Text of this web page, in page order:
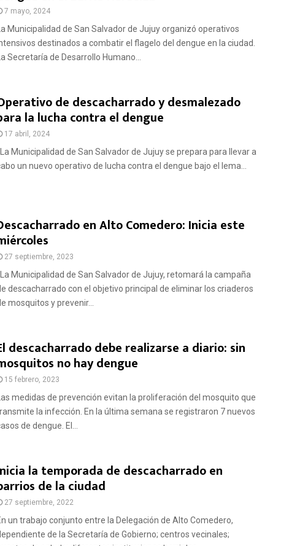
7 mayo, 2024
Municipalidad de San Salvador de Jujuy organizó operativos
destinados a combatir el flagelo del dengue en la ciudad.
Secretaría de Desarrollo Humano...
de descacharrado y desmalezado
la lucha contra el dengue
17 abril, 2024
Municipalidad de San Salvador de Jujuy se prepara para llevar a
un nuevo operativo de lucha contra el dengue bajo el lema...
en Alto Comedero: Inicia este
27 septiembre, 2023
Municipalidad de San Salvador de Jujuy, retomará la campaña
descacharrado con el objetivo principal de eliminar los criaderos
mosquitos y prevenir...
descacharrado debe realizarse a diario: sin
no hay dengue
15 febrero, 2023
medidas de prevención evitan la proliferación del mosquito que
la infección. En la última semana se registraron 7 nuevos
de dengue. El...
la temporada de descacharrado en
de la ciudad
27 septiembre, 2022
un trabajo conjunto entre la Delegación de Alto Comedero,
de la Secretaría de Gobierno; centros vecinales;